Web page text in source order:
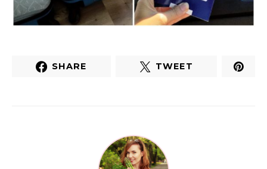
SHARE TWEET